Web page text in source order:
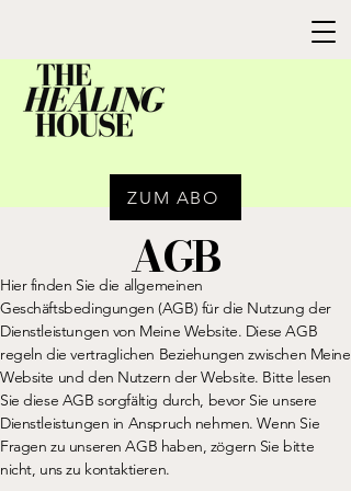
ZUM ABO
AGB
Hier finden Sie die allgemeinen
Geschäftsbedingungen (AGB) für die Nutzung der
Dienstleistungen von Meine Website. Diese AGB
regeln die vertraglichen Beziehungen zwischen Meine
Website und den Nutzern der Website. Bitte lesen
Sie diese AGB sorgfältig durch, bevor Sie unsere
Dienstleistungen in Anspruch nehmen. Wenn Sie
Fragen zu unseren AGB haben, zögern Sie bitte
nicht, uns zu kontaktieren.